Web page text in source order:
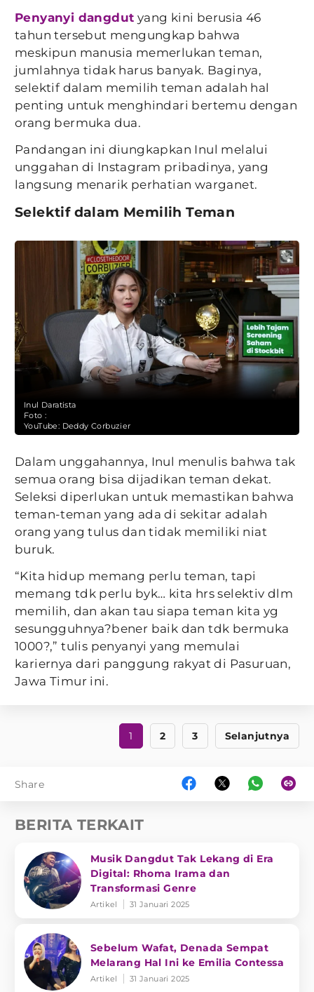
Penyanyi dangdut yang kini berusia 46
tahun tersebut mengungkap bahwa
meskipun manusia memerlukan teman,
jumlahnya tidak harus banyak. Baginya,
selektif dalam memilih teman adalah hal
penting untuk menghindari bertemu dengan
orang bermuka dua.
Pandangan ini diungkapkan Inul melalui
unggahan di Instagram pribadinya, yang
langsung menarik perhatian warganet.
Selektif dalam Memilih Teman
Inul Daratista
Foto :
YouTube: Deddy Corbuzier
Dalam unggahannya, Inul menulis bahwa tak
semua orang bisa dijadikan teman dekat.
Seleksi diperlukan untuk memastikan bahwa
teman-teman yang ada di sekitar adalah
orang yang tulus dan tidak memiliki niat
buruk.
“Kita hidup memang perlu teman, tapi
memang tdk perlu byk… kita hrs selektiv dlm
memilih, dan akan tau siapa teman kita yg
sesungguhnya?bener baik dan tdk bermuka
1000?,” tulis penyanyi yang memulai
kariernya dari panggung rakyat di Pasuruan,
Jawa Timur ini.
1 2 3 Selanjutnya
Share
BERITA TERKAIT
Musik Dangdut Tak Lekang di Era
Digital: Rhoma Irama dan
Transformasi Genre
Artikel 31 Januari 2025
Sebelum Wafat, Denada Sempat
Melarang Hal Ini ke Emilia Contessa
Artikel 31 Januari 2025